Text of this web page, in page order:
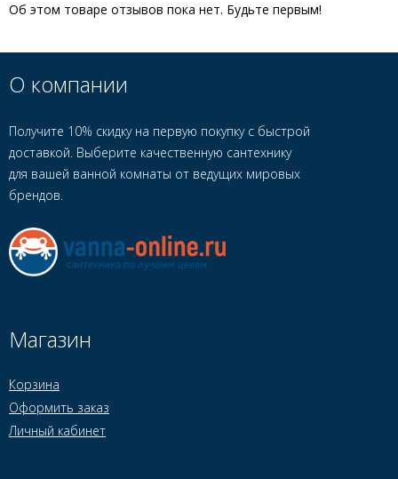
Об этом товаре отзывов пока нет. Будьте первым!
О компании
Получите 10% скидку на первую покупку с быстрой
доставкой. Выберите качественную сантехнику
для вашей ванной комнаты от ведущих мировых
брендов.
Магазин
Корзина
Оформить заказ
Личный кабинет